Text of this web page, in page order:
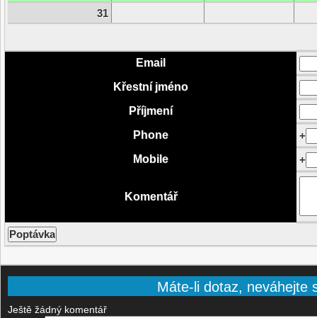
31
Email
Křestní jméno
Příjmení
Phone
+
Mobile
+
Komentář
Máte-li dotaz, neváhejte
Ještě žádný komentář